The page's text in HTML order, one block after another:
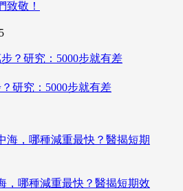
致敬！
研究：5000步就有差
，哪種減重最快？醫揭短期效